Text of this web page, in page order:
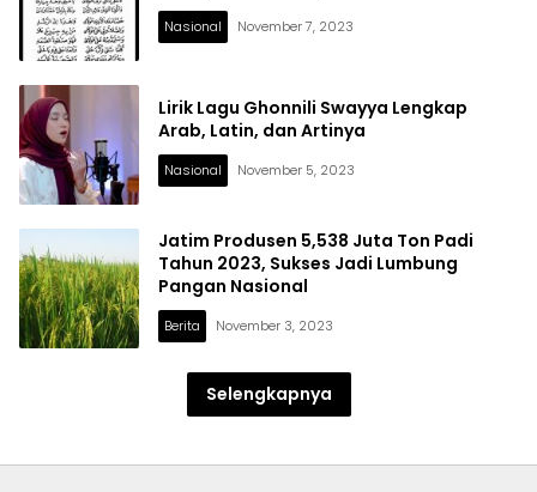
Nasional November 7, 2023
Lirik Lagu Ghonnili Swayya Lengkap
Arab, Latin, dan Artinya
Nasional November 5, 2023
Jatim Produsen 5,538 Juta Ton Padi
Tahun 2023, Sukses Jadi Lumbung
Pangan Nasional
Berita November 3, 2023
Selengkapnya